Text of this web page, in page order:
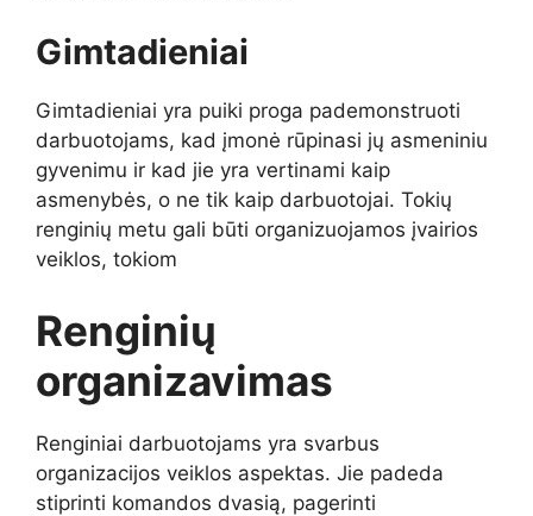
Gimtadieniai
Gimtadieniai yra puiki proga pademonstruoti
darbuotojams, kad įmonė rūpinasi jų asmeniniu
gyvenimu ir kad jie yra vertinami kaip
asmenybės, o ne tik kaip darbuotojai. Tokių
renginių metu gali būti organizuojamos įvairios
veiklos, tokiom
Renginių
organizavimas
Renginiai darbuotojams yra svarbus
organizacijos veiklos aspektas. Jie padeda
stiprinti komandos dvasią, pagerinti